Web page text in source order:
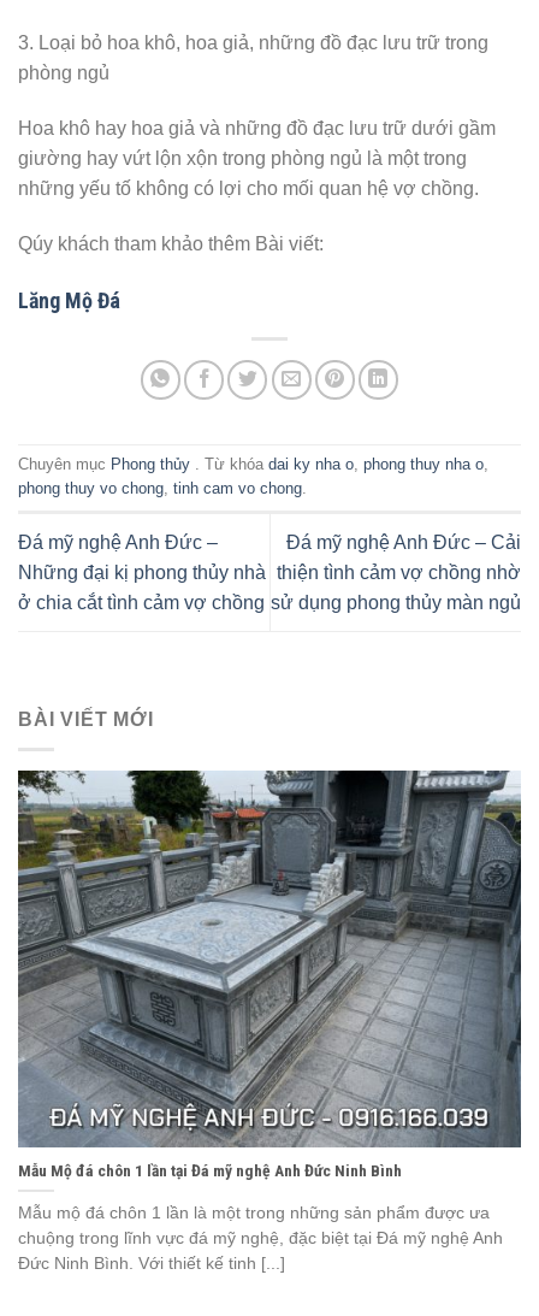
3. Loại bỏ hoa khô, hoa giả, những đồ đạc lưu trữ trong
phòng ngủ
Hoa khô hay hoa giả và những đồ đạc lưu trữ dưới gầm
giường hay vứt lộn xộn trong phòng ngủ là một trong
những yếu tố không có lợi cho mối quan hệ vợ chồng.
Qúy khách tham khảo thêm Bài viết:
Lăng Mộ Đá
Chuyên mục Phong thủy . Từ khóa dai ky nha o, phong thuy nha o,
phong thuy vo chong, tinh cam vo chong.
Đá mỹ nghệ Anh Đức –
Những đại kị phong thủy nhà
ở chia cắt tình cảm vợ chồng
Đá mỹ nghệ Anh Đức – Cải
thiện tình cảm vợ chồng nhờ
sử dụng phong thủy màn ngủ
BÀI VIẾT MỚI
Mẫu Mộ đá chôn 1 lần tại Đá mỹ nghệ Anh Đức Ninh Bình
Mẫu mộ đá chôn 1 lần là một trong những sản phẩm được ưa
chuộng trong lĩnh vực đá mỹ nghệ, đặc biệt tại Đá mỹ nghệ Anh
Đức Ninh Bình. Với thiết kế tinh [...]